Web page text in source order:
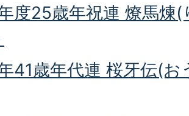
度25歳年祝連 燎馬煉
41歳年代連 桜牙伝(